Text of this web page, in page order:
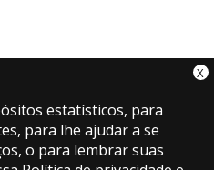
X
estatísticos, para
para lhe ajudar a se
o para lembrar suas